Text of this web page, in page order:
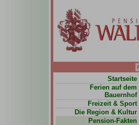
Startseite
Ferien auf dem
Bauernhof
Freizeit & Sport
Die Region & Kultur
Pension-Fakten